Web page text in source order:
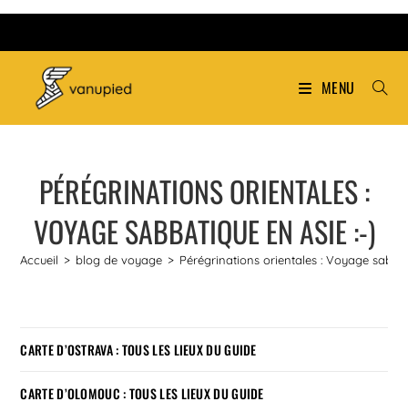
MENU
PÉRÉGRINATIONS ORIENTALES :
VOYAGE SABBATIQUE EN ASIE :-)
Accueil > blog de voyage > Pérégrinations orientales : Voyage
CARTE D’OSTRAVA : TOUS LES LIEUX DU GUIDE
CARTE D’OLOMOUC : TOUS LES LIEUX DU GUIDE